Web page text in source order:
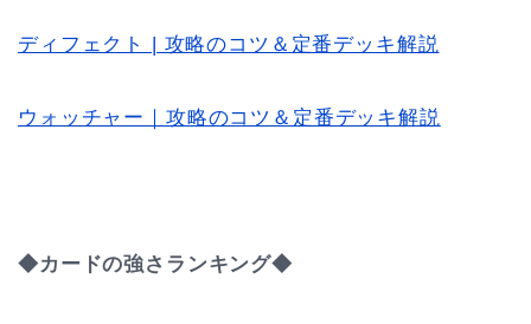
ディフェクト | 攻略のコツ＆定番デッキ解説
ウォッチャー｜攻略のコツ＆定番デッキ解説
◆カードの強さランキング◆